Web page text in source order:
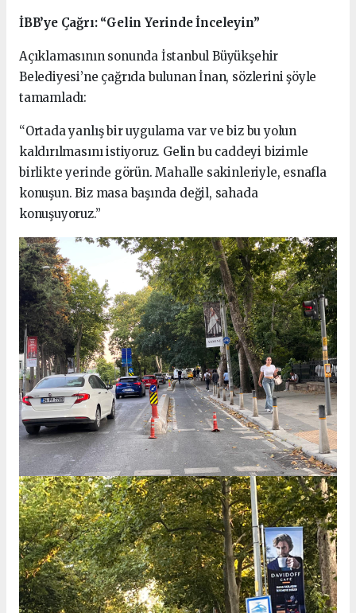
İBB’ye Çağrı: “Gelin Yerinde İnceleyin”
Açıklamasının sonunda İstanbul Büyükşehir
Belediyesi’ne çağrıda bulunan İnan, sözlerini şöyle
tamamladı:
“Ortada yanlış bir uygulama var ve biz bu yolun
kaldırılmasını istiyoruz. Gelin bu caddeyi bizimle
birlikte yerinde görün. Mahalle sakinleriyle, esnafla
konuşun. Biz masa başında değil, sahada
konuşuyoruz.”